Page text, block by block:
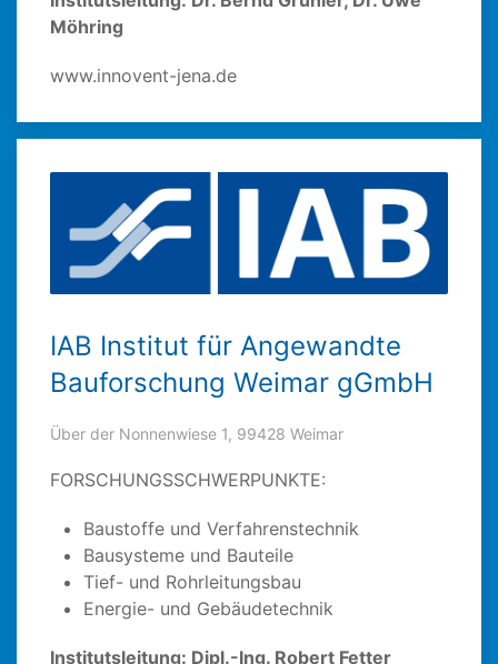
Möhring
www.innovent-jena.de
IAB Institut für Angewandte
Bauforschung Weimar gGmbH
Über der Nonnenwiese 1, 99428 Weimar
FORSCHUNGSSCHWERPUNKTE:
Baustoffe und Verfahrenstechnik
Bausysteme und Bauteile
Tief- und Rohrleitungsbau
Energie- und Gebäudetechnik
Institutsleitung: Dipl.-Ing. Robert Fetter